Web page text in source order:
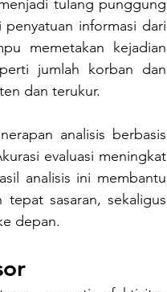
informasi dari
memetakan kejadian
jumlah korban dan
dan terukur.
evaluasi meningkat
analisis ini membantu
sasaran, sekaligus
depan.